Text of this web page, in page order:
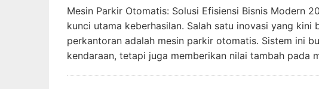
Mesin Parkir Otomatis: Solusi Efisiensi Bisnis Modern
kunci utama keberhasilan. Salah satu inovasi yang
perkantoran adalah mesin parkir otomatis. Sistem ini
kendaraan, tetapi juga memberikan nilai tambah pada